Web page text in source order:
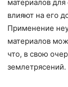
материалов
влияют на его
Применение
материалов
что, в свою
землетрясений.